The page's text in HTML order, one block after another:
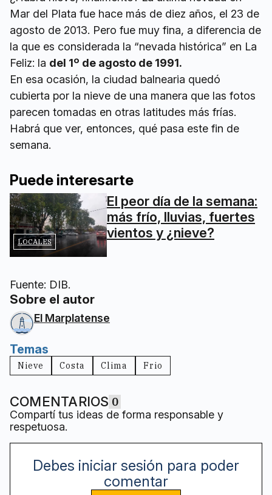
Mar del Plata fue hace más de diez años, el 23 de
agosto de 2013. Pero fue muy fina, a diferencia de
la que es considerada la “nevada histórica” en La
Feliz: la del 1º de agosto de 1991.
En esa ocasión, la ciudad balnearia quedó
cubierta por la nieve de una manera que las fotos
parecen tomadas en otras latitudes más frías.
Habrá que ver, entonces, qué pasa este fin de
semana.
Puede interesarte
LOCALES
El peor día de la semana:
más frío, lluvias, fuertes
vientos y ¿nieve?
Fuente: DIB.
Sobre el autor
El Marplatense
Temas
Nieve Costa Clima Frio
COMENTARIOS 0
Compartí tus ideas de forma responsable y
respetuosa.
Debes iniciar sesión para poder
comentar